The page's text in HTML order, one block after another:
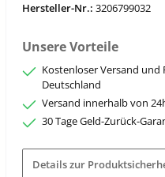
Hersteller-Nr.: 3206799032
Unsere Vorteile
Kostenloser Versand
Deutschland
Versand innerhalb von
30 Tage Geld-Zurück-
Details zur